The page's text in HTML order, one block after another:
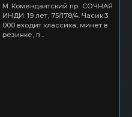
М. Комендантский пр.. СОЧНАЯ
ИНДИ. 19 лет, 75/178/4. Часик:3.
000 входит классика, минет в
резинке, п...